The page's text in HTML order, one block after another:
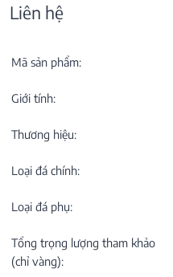
Liên hệ
Mã sản phẩm:
Giới tính:
Thương hiệu:
Loại đá chính:
Loại đá phụ:
Tổng trọng lượng tham khảo
(chỉ vàng):